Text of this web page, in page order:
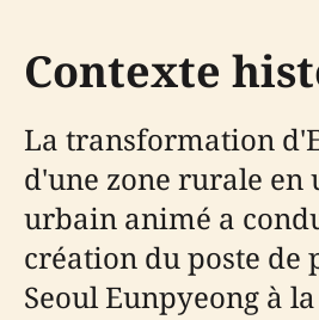
Contexte
La transformation
d'une zone rurale en
urbain animé a
création du poste de
Seoul Eunpyeong à